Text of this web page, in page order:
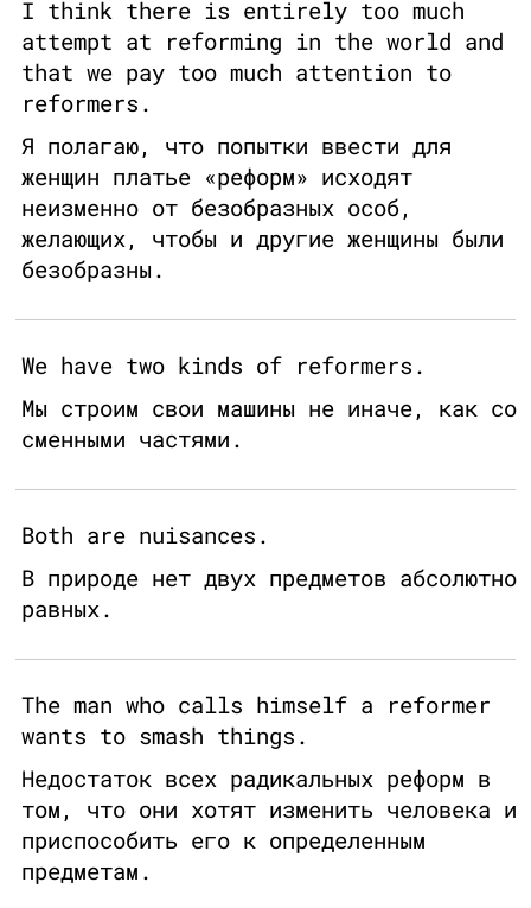
I think there is entirely too much
attempt at reforming in the world and
that we pay too much attention to
reformers.
Я полагаю, что попытки ввести для
женщин платье «реформ» исходят
неизменно от безобразных особ,
желающих, чтобы и другие женщины были
безобразны.
We have two kinds of reformers.
Мы строим свои машины не иначе, как со
сменными частями.
Both are nuisances.
В природе нет двух предметов абсолютно
равных.
The man who calls himself a reformer
wants to smash things.
Недостаток всех радикальных реформ в
том, что они хотят изменить человека и
приспособить его к определенным
предметам.